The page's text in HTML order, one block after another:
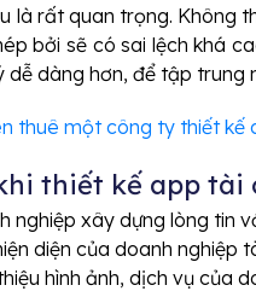
là rất quan trọng. Không
bởi sẽ có sai lệch khá
dễ dàng hơn, để tập trung
thuê một công ty thiết kế
thiết kế app tài
nghiệp xây dựng lòng tin
diện của doanh nghiệp
hình ảnh, dịch vụ của